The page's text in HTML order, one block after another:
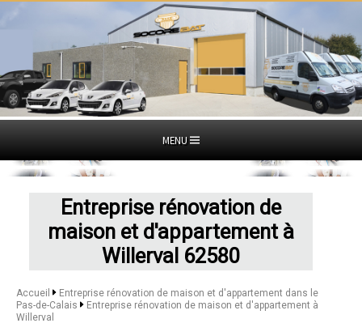
MENU
Entreprise rénovation de
maison et d'appartement à
Willerval 62580
Accueil
Entreprise rénovation de maison et d'appartement dans le
Pas-de-Calais
Entreprise rénovation de maison et d'appartement à
Willerval